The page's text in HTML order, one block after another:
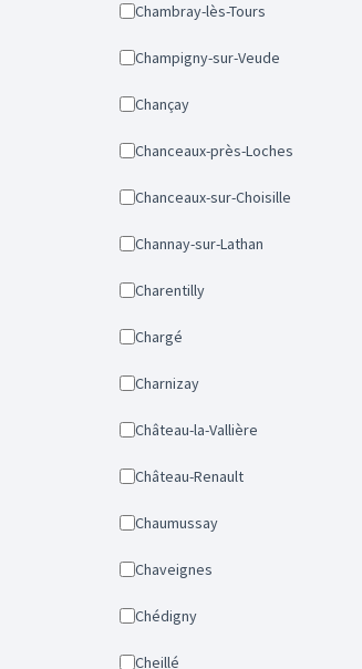
Chambray-lès-Tours
Champigny-sur-Veude
Chançay
Chanceaux-près-Loches
Chanceaux-sur-Choisille
Channay-sur-Lathan
Charentilly
Chargé
Charnizay
Château-la-Vallière
Château-Renault
Chaumussay
Chaveignes
Chédigny
Cheillé